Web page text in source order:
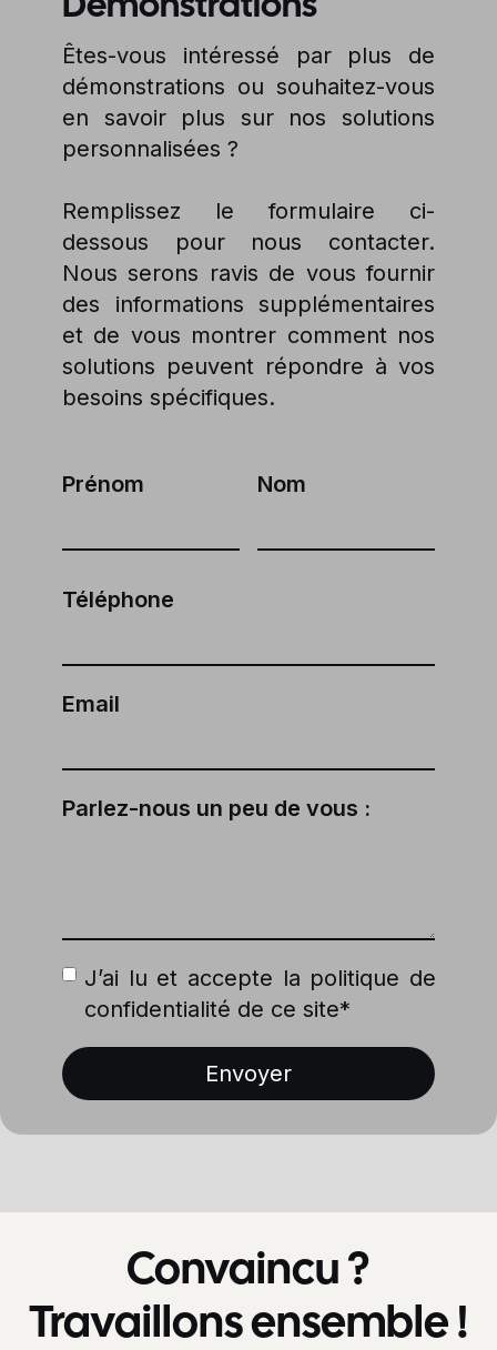
Démonstrations
Êtes-vous intéressé par plus de
démonstrations ou souhaitez-vous
en savoir plus sur nos solutions
personnalisées ?
Remplissez le formulaire ci-
dessous pour nous contacter.
Nous serons ravis de vous fournir
des informations supplémentaires
et de vous montrer comment nos
solutions peuvent répondre à vos
besoins spécifiques.
Prénom Nom
Téléphone
Email
Parlez-nous un peu de vous :
J’ai lu et accepte la politique de
confidentialité de ce site*
Convaincu ?
Travaillons ensemble !